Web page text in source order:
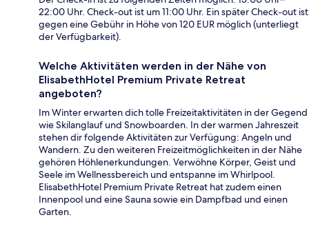
22:00 Uhr. Check-out ist um 11:00 Uhr. Ein später Check-out ist
gegen eine Gebühr in Höhe von 120 EUR möglich (unterliegt
der Verfügbarkeit).
Welche Aktivitäten werden in der Nähe von
ElisabethHotel Premium Private Retreat
angeboten?
Im Winter erwarten dich tolle Freizeitaktivitäten in der Gegend
wie Skilanglauf und Snowboarden. In der warmen Jahreszeit
stehen dir folgende Aktivitäten zur Verfügung: Angeln und
Wandern. Zu den weiteren Freizeitmöglichkeiten in der Nähe
gehören Höhlenerkundungen. Verwöhne Körper, Geist und
Seele im Wellnessbereich und entspanne im Whirlpool.
ElisabethHotel Premium Private Retreat hat zudem einen
Innenpool und eine Sauna sowie ein Dampfbad und einen
Garten.